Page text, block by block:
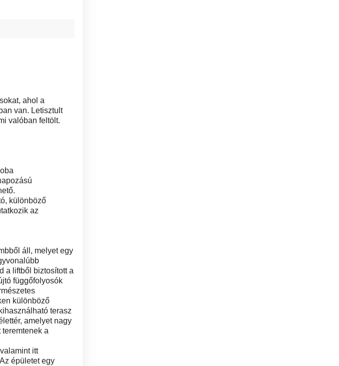
ahol a
van. Letisztult
valóban feltölt.
különböző
az
áll, melyet egy
a liftből biztosított a
függőfolyosók
különböző
terasz
amelyet nagy
a
itt
épületet egy